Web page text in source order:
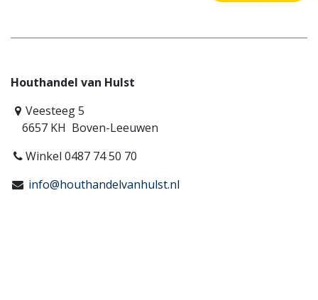
Houthandel van Hulst
Veesteeg 5
6657 KH Boven-Leeuwen
Winkel 0487 74 50 70
info@houthandelvanhulst.nl